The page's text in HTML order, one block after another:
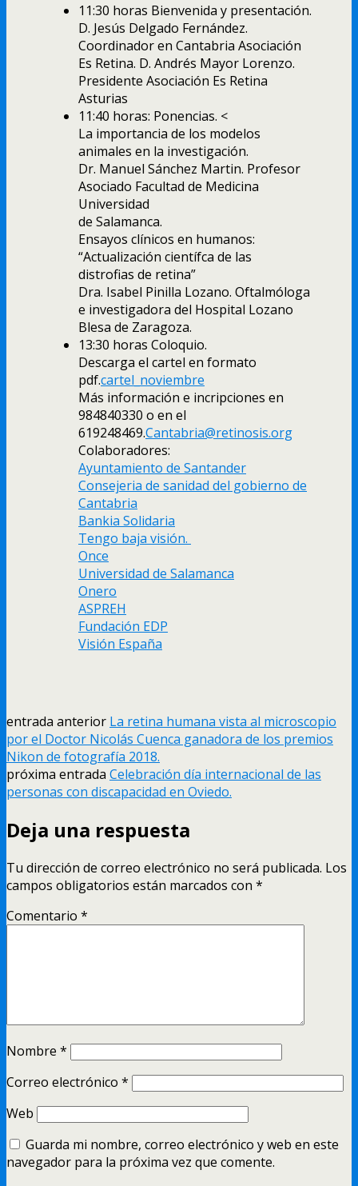
11:30 horas Bienvenida y presentación.
D. Jesús Delgado Fernández.
Coordinador en Cantabria Asociación
Es Retina. D. Andrés Mayor Lorenzo.
Presidente Asociación Es Retina
Asturias
11:40 horas: Ponencias. <
La importancia de los modelos
animales en la investigación.
Dr. Manuel Sánchez Martin. Profesor
Asociado Facultad de Medicina
Universidad
de Salamanca.
Ensayos clínicos en humanos:
“Actualización científca de las
distrofias de retina”
Dra. Isabel Pinilla Lozano. Oftalmóloga
e investigadora del Hospital Lozano
Blesa de Zaragoza.
13:30 horas Coloquio.
Descarga el cartel en formato
pdf.cartel_noviembre
Más información e incripciones en
984840330 o en el
619248469.Cantabria@retinosis.org
Colaboradores:
Ayuntamiento de Santander
Consejeria de sanidad del gobierno de
Cantabria
Bankia Solidaria
Tengo baja visión.
Once
Universidad de Salamanca
Onero
ASPREH
Fundación EDP
Visión España
entrada anterior La retina humana vista al microscopio
por el Doctor Nicolás Cuenca ganadora de los premios
Nikon de fotografía 2018.
próxima entrada Celebración día internacional de las
personas con discapacidad en Oviedo.
Deja una respuesta
Tu dirección de correo electrónico no será publicada. Los
campos obligatorios están marcados con *
Comentario *
Nombre *
Correo electrónico *
Web
Guarda mi nombre, correo electrónico y web en este
navegador para la próxima vez que comente.